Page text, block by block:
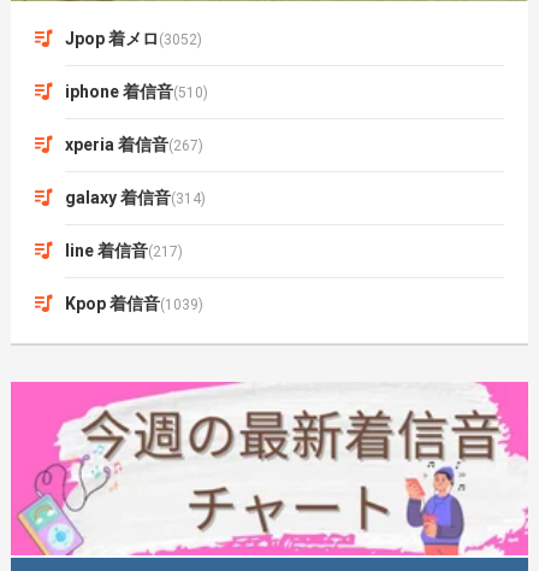
Jpop 着メロ (3052)
iphone 着信音(510)
xperia 着信音(267)
galaxy 着信音(314)
line 着信音(217)
Kpop 着信音(1039)